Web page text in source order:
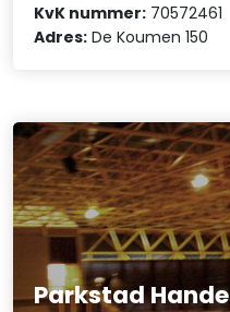
KvK nummer: 70572461
Adres: De Koumen 150
Parkstad